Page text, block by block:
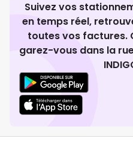
Suivez vos
en temps réel,
toutes vos factures.
garez-vous dans la